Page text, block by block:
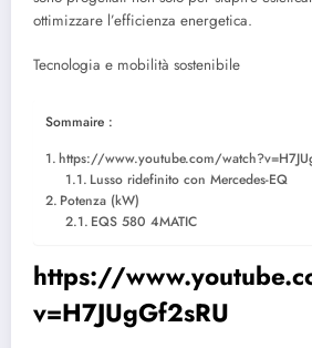
ottimizzare l’efficienza energetica.
Tecnologia e mobilità sostenibile
Sommaire :
https://www.youtube.com/
Lusso ridefinito con Mercedes-EQ
Potenza (kW)
EQS 580 4MATIC
https://
v=H7JUgGf2sRU